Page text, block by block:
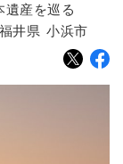
遺産を巡る
福井県 小浜市